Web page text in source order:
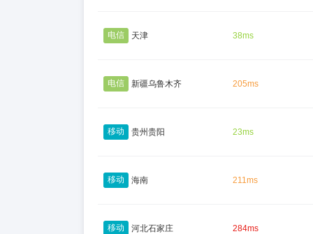
电信 天津 38ms
电信 新疆乌鲁木齐 205ms
移动 贵州贵阳 23ms
移动 海南 211ms
移动 河北石家庄 284ms